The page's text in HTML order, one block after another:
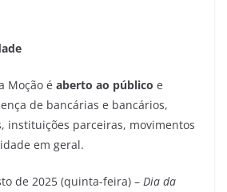
Moção é aberto ao público e
de bancárias e bancários,
instituições parceiras, movimentos
em geral.
de 2025 (quinta-feira) – Dia da